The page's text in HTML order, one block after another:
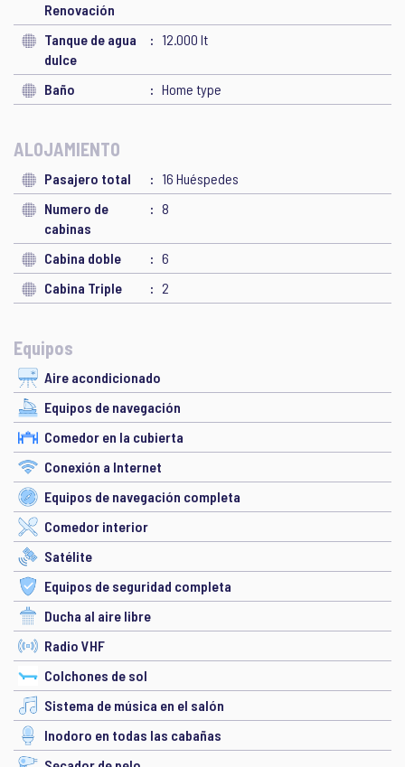
Renovación
Tanque de agua
dulce
12.000 lt
Baño Home type
ALOJAMIENTO
Pasajero total
16 Huéspedes
Numero de
cabinas
8
Cabina doble
6
Cabina Triple
2
Equipos
Aire acondicionado
Equipos de navegación
Comedor en la cubierta
Conexión a Internet
Equipos de navegación completa
Comedor interior
Satélite
Equipos de seguridad completa
Ducha al aire libre
Radio VHF
Colchones de sol
Sistema de música en el salón
Inodoro en todas las cabañas